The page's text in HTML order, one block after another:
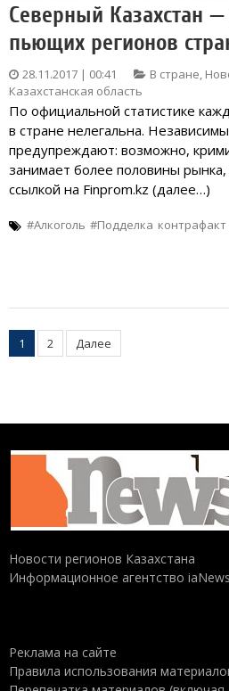
Северный Казахстан
пьющих регионов
28.11.2017 | 00:41 В стране,
Казахстанская область
По официальной статистике
в стране нелегальна.
предупреждают: возможно,
занимает более половины
ссылкой на Finprom.kz (далее…)
#Алкоголь #Подделка контрафакт
Пагинация
1 2 Далее
Новости регионов Казахстана
Информационное агентство
Реклама на сайте
Правила использования